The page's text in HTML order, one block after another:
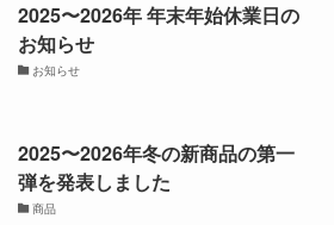
2025〜2026年 年末年始休業日の
お知らせ
お知らせ
2025〜2026年冬の新商品の第一
弾を発表しました
商品